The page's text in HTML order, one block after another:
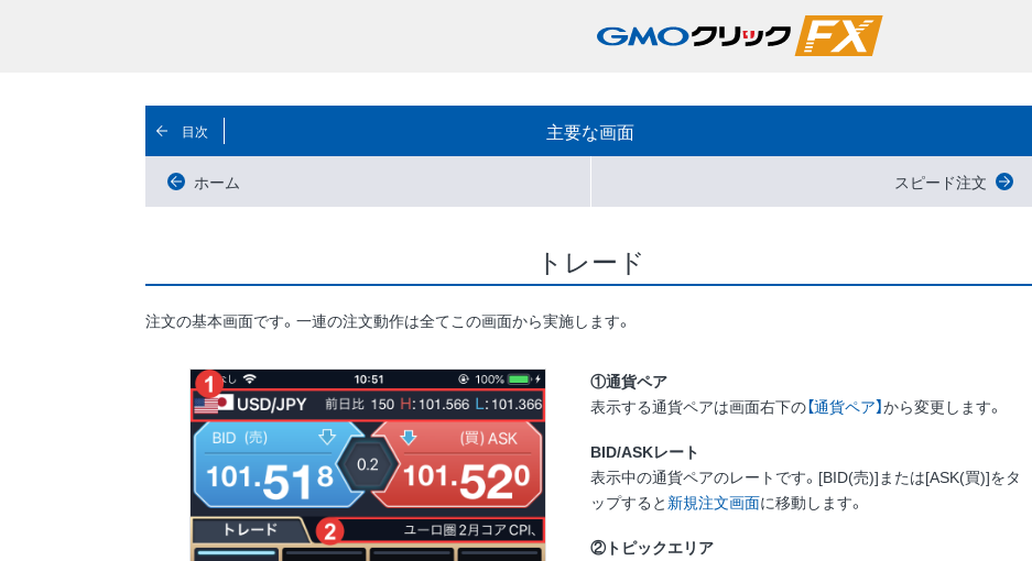
主要な画面
目次
ホーム スピード注文
トレード
注文の基本画面です。一連の注文動作は全てこの画面から実施します。
①通貨ペア
表示する通貨ペアは画面右下の【通貨ペア】から変更します。
BID/ASKレート
表示中の通貨ペアのレートです。[BID(売)]または[ASK(買)]をタ
ップすると 新規注文画面に移動します。
②トピックエリア